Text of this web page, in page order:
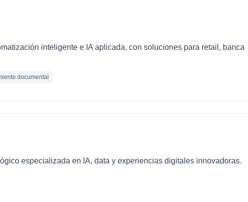
inteligente e IA aplicada, con soluciones para retail, banca
documental
especializada en IA, data y experiencias digitales innovadoras.